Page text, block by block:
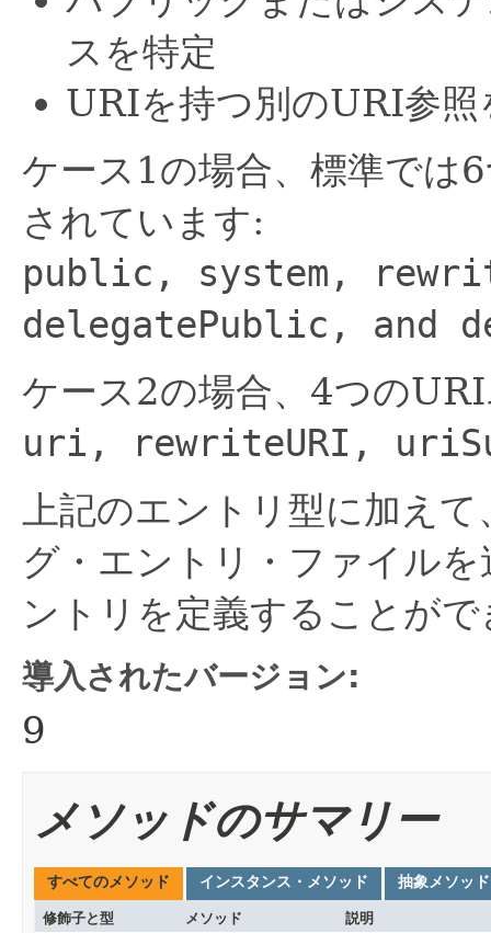
スを特定
URIを持つ別のURI参照
ケース1の場合、標準では
されています:
public, system,
delegatePublic, and
ケース2の場合、4つの
uri, rewriteURI,
上記のエントリ型に加え
グ・エントリ・ファイル
ントリを定義することが
導入されたバージョン:
9
メソッドのサマリー
すべてのメソッド インスタンス・メソッド 抽象メソッド
修飾子と型 メソッド 説明